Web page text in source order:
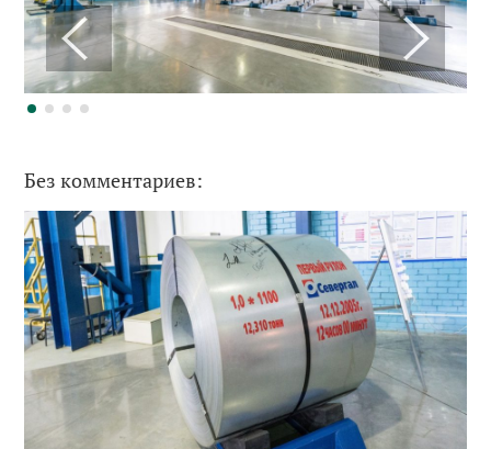
Без комментариев: